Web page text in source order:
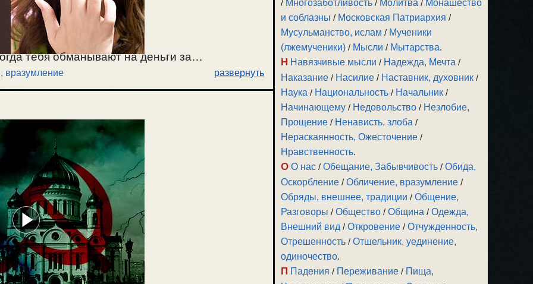
тебя обманывают на деньги за
вразумление развернуть
/ Многозаботливость / Молитва / Монашество
и соблазны / Московская Патриархия /
Мусульманство, ислам / Мученики
(лжемученики) / Мысли / Мытарства.
Н Навязчивые мысли / Надежда, Мечта /
Наказание / Насилие / Наставник, духовник /
Наука / Национальность / Начальник /
Начинающему / Недовольство / Незлобие,
Прощение / Ненависть, злоба /
Нераскаянность, Ожесточение /
Нравственность.
О О нас /Обещание, Забывчивость /Обида,
Оскорбление /Обличение, вразумление /
Обряды, внешнее, традиции /Общение,
Разговоры /Общество /Община /Одежда,
Внешний вид /Откровение /Отчужденность,
Отрешенность /Отшельник, уединение,
одиночество.
П Падения / Переживание / Пища,